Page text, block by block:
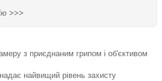
>>>
з приєднаним грипом і об'єктивом
найвищий рівень захисту